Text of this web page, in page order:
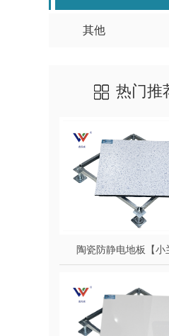
其他
热门推
陶瓷防静电地板【小